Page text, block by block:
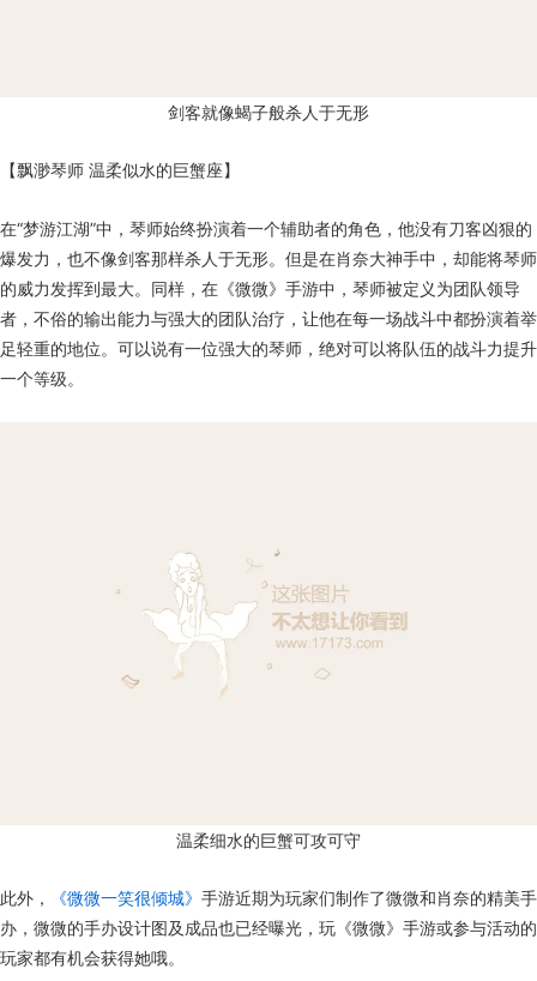
剑客就像蝎子般杀人于无形
【飘渺琴师 温柔似水的巨蟹座】
在“梦游江湖”中，琴师始终扮演着一个辅助者的角色，他没有刀客凶狠的
爆发力，也不像剑客那样杀人于无形。但是在肖奈大神手中，却能将琴师
的威力发挥到最大。同样，在《微微》手游中，琴师被定义为团队领导
者，不俗的输出能力与强大的团队治疗，让他在每一场战斗中都扮演着举
足轻重的地位。可以说有一位强大的琴师，绝对可以将队伍的战斗力提升
一个等级。
温柔细水的巨蟹可攻可守
此外， 《微微一笑很倾城》 手游近期为玩家们制作了微微和肖奈的精美手
办，微微的手办设计图及成品也已经曝光，玩《微微》手游或参与活动的
玩家都有机会获得她哦。